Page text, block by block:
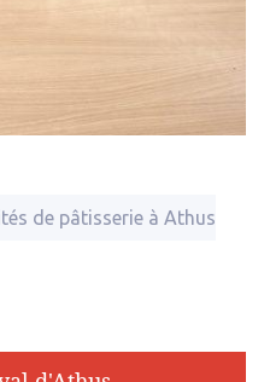
de pâtisserie à Athus